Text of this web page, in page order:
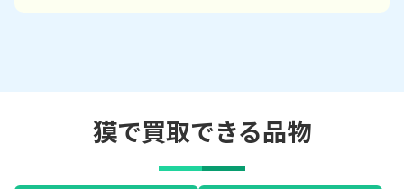
獏で買取できる品物